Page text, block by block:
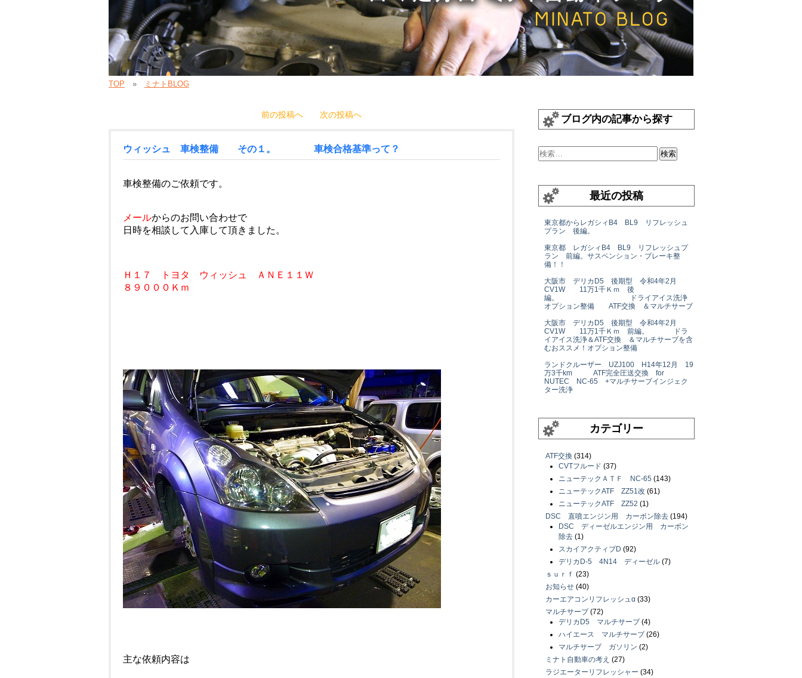
TOP ミナトBLOG
前の投稿へ 次の投稿へ
ウィッシュ 車検整備 その１。 車検合格基準って？
車検整備のご依頼です。
メールからのお問い合わせで
日時を相談して入庫して頂きました。
Ｈ１７ トヨタ ウィッシュ ＡＮＥ１１Ｗ
８９０００Ｋｍ
主な依頼内容は
ブログ内の記事から探す
最近の投稿
東京都からレガシィB4 BL9 リフレッシュ
プラン 後編。
東京都 レガシィB4 BL9 リフレッシュプ
ラン 前編。サスペンション・ブレーキ整
備！！
大阪市 デリカD5 後期型 令和4年2月
CV1W 11万1千Ｋｍ 後
編。 ドライアイス洗浄
オプション整備 ATF交換 ＆マルチサーブ
大阪市 デリカD5 後期型 令和4年2月
CV1W 11万1千Ｋｍ 前編。 ドラ
イアイス洗浄＆ATF交換 ＆マルチサーブを含
むおススメ！オプション整備
ランドクルーザー UZJ100 H14年12月 19
万3千km ATF完全圧送交換 for
NUTEC NC-65 +マルチサーブインジェク
ター洗浄
カテゴリー
ATF交換 (314)
CVTフルード (37)
ニューテックＡＴＦ NC-65 (143)
ニューテックATF ZZ51改 (61)
ニューテックATF ZZ52 (1)
DSC 直噴エンジン用 カーボン除去 (194)
DSC ディーゼルエンジン用 カーボン
除去 (1)
スカイアクティブD (92)
デリカD-5 4N14 ディーゼル (7)
ｓｕｒｆ (23)
お知らせ (40)
カーエアコンリフレッシュα (33)
マルチサーブ (72)
デリカD5 マルチサーブ (4)
ハイエース マルチサーブ (26)
マルチサーブ ガソリン (2)
ミナト自動車の考え (27)
ラジエーターリフレッシャー (34)